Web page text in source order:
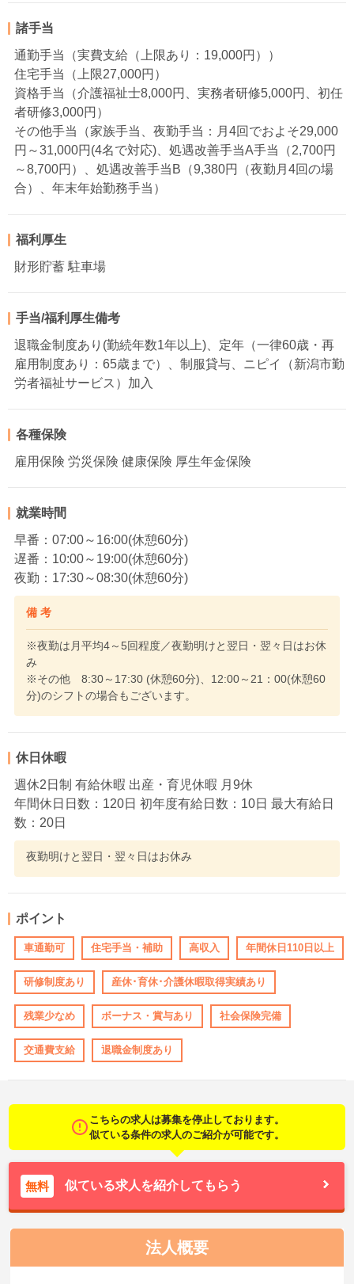
諸手当
通勤手当（実費支給（上限あり：19,000円））
住宅手当（上限27,000円）
資格手当（介護福祉士8,000円、実務者研修5,000円、初任
者研修3,000円）
その他手当（家族手当、夜勤手当：月4回でおよそ29,000
円～31,000円(4名で対応)、処遇改善手当A手当（2,700円
～8,700円）、処遇改善手当B（9,380円（夜勤月4回の場
合）、年末年始勤務手当）
福利厚生
財形貯蓄 駐車場
手当/福利厚生備考
退職金制度あり(勤続年数1年以上)、定年（一律60歳・再
雇用制度あり：65歳まで）、制服貸与、ニピイ（新潟市勤
労者福祉サービス）加入
各種保険
雇用保険 労災保険 健康保険 厚生年金保険
就業時間
早番：07:00～16:00(休憩60分)
遅番：10:00～19:00(休憩60分)
夜勤：17:30～08:30(休憩60分)
備 考
※夜勤は月平均4～5回程度／夜勤明けと翌日・翌々日はお休
み
※その他 8:30～17:30 (休憩60分)、12:00～21：00(休憩60
分)のシフトの場合もございます。
休日休暇
週休2日制 有給休暇 出産・育児休暇 月9休
年間休日日数：120日 初年度有給日数：10日 最大有給日
数：20日
夜勤明けと翌日・翌々日はお休み
ポイント
車通勤可 住宅手当・補助 高収入 年間休日110日以上
研修制度あり 産休･育休･介護休暇取得実績あり
残業少なめ ボーナス・賞与あり 社会保険完備
交通費支給 退職金制度あり
こちらの求人は募集を停止しております。
似ている条件の求人のご紹介が可能です。
無料 似ている求人を紹介してもらう
法人概要